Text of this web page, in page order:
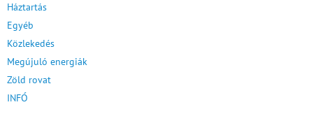
Háztartás
Egyéb
Közlekedés
Megújuló energiák
Zöld rovat
INFÓ